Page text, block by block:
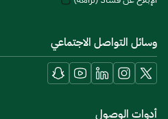
وسائل التواصل الاجتماعي
أدوات الوصول